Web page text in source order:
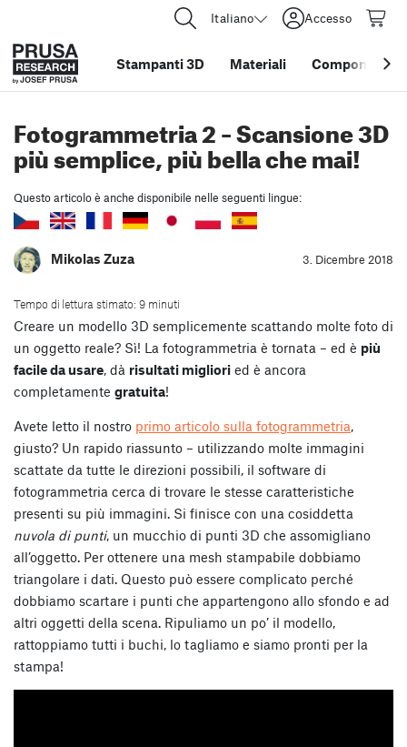
Italiano Accesso
Stampanti 3D Materiali Componenti e
Fotogrammetria 2 – Scansione 3D
più semplice, più bella che mai!
Questo articolo è anche disponibile nelle seguenti lingue:
Mikolas Zuza 3. Dicembre 2018
Tempo di lettura stimato: 9 minuti
Creare un modello 3D semplicemente scattando molte foto di
un oggetto reale? Sì! La fotogrammetria è tornata – ed è più
facile da usare, dà risultati migliori ed è ancora
completamente gratuita!
Avete letto il nostro primo articolo sulla fotogrammetria,
giusto? Un rapido riassunto – utilizzando molte immagini
scattate da tutte le direzioni possibili, il software di
fotogrammetria cerca di trovare le stesse caratteristiche
presenti su più immagini. Si finisce con una cosiddetta
nuvola di punti, un mucchio di punti 3D che assomigliano
all’oggetto. Per ottenere una mesh stampabile dobbiamo
triangolare i dati. Questo può essere complicato perché
dobbiamo scartare i punti che appartengono allo sfondo e ad
altri oggetti della scena. Ripuliamo un po’ il modello,
rattoppiamo tutti i buchi, lo tagliamo e siamo pronti per la
stampa!